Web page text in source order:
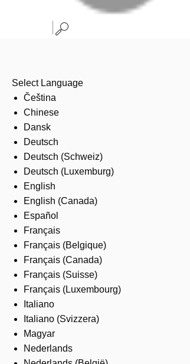
Select Language
Čeština
Chinese
Dansk
Deutsch
Deutsch (Schweiz)
Deutsch (Luxemburg)
English
English (Canada)
Español
Français
Français (Belgique)
Français (Canada)
Français (Suisse)
Français (Luxembourg)
Italiano
Italiano (Svizzera)
Magyar
Nederlands